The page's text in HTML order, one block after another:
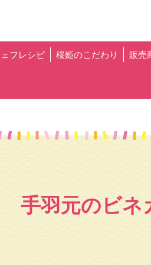
フレシピ 桜姫のこだわり 販売
⼿⽻元のビネ